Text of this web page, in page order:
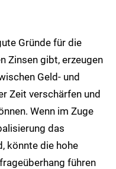
Gründe für die
Zinsen gibt, erzeugen
Geld- und
Zeit verschärfen und
Wenn im Zuge
das
könnte die hohe
führen